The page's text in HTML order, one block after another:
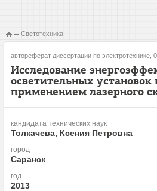
Светотехника
автореферат диссертации по электротехнике,
Исследование
осветительных
применением лазерного
кандидата технических наук
Толкачева, Ксения Петровна
город
Саранск
год
2013